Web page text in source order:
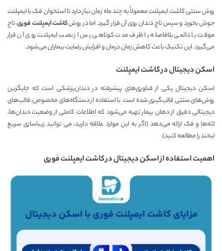
روش سنتی کاشت ایمپلنت معمولاً به چند ماه زمان نیاز دارد تا استخوان فک با ایمپلنت
جوش بخورد و سپس تاج دندان روی آن قرار گیرد. اما در روشکاشت ایمپلنت فوری، تاج
موقت یا دائمی بلافاصله یا ظرف مدت کوتاهی پس از نصب ایمپلنت روی آن قرار
می‌گیرد. این تکنیک باعث کاهش زمان درمان و افزایش رضایت بیماران می‌شود.
اسکن دیجیتال در کاشت ایمپلنت
اسکن دیجیتال یکی از فناوری‌های پیشرفته در دندان‌پزشکی است که جایگزین
روش‌های سنتی قالب‌گیری شده است. با استفاده از دستگاه‌های مخصوص، قالب‌های
دیجیتالی دقیق از دهان بیمار تهیه می‌شود که اطلاعات کاملی از وضعیت دندان‌ها،
لثه‌ها و فک ارائه می‌دهد (اگر به این موارد علاقه دارید، می توانیدزیباسازی سریع
لبخندرا مطالعه کنید).
اهمیت استفاده از اسکن دیجیتال در کاشت ایمپلنت فوری